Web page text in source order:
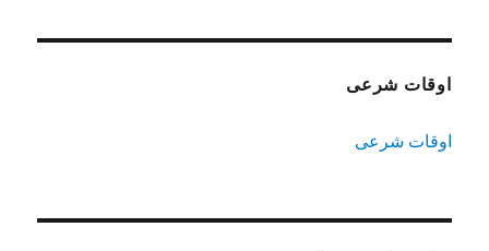
اوقات شرعی
اوقات شرعی